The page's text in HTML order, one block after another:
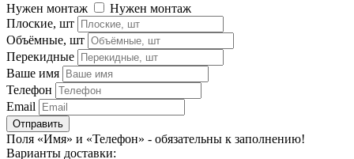
Нужен монтаж
Нужен монтаж
Плоские, шт
Объёмные, шт
Перекидные
Ваше имя
Телефон
Email
Отправить
Поля «Имя» и «Телефон» - обязательны к заполнению!
Варианты доставки: